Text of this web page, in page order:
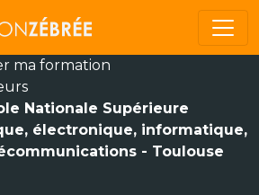
ma formation
Nationale Supérieure
électronique, informatique,
- Toulouse